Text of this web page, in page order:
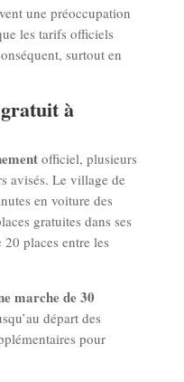
une préoccupation
les tarifs officiels
surtout en
à
officiel, plusieurs
avisés. Le village de
en voiture des
gratuites dans ses
places entre les
marche de 30
départ des
pour